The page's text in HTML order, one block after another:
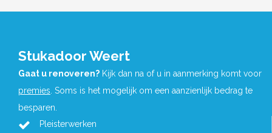
Stukadoor Weert
Gaat u renoveren? Kijk dan na of u in aanmerking komt voor
premies. Soms is het mogelijk om een aanzienlijk bedrag te
besparen.
Pleisterwerken